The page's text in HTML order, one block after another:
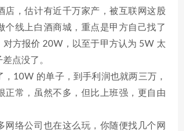
店，估计有近千万家产，被互联网这股
个线上白酒商城，重点是甲方自己找了
对方报价 20W，以至于甲方认为 5W 太
点没了。
，10W 的单子，到手利润也就两三万，
正常，虽然不多，但比上班强，更自由
网络公司也在这么玩，你随便找几个网